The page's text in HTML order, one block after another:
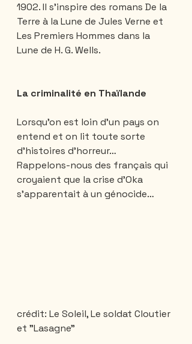
1902. Il s'inspire des romans De la
Terre à la Lune de Jules Verne et
Les Premiers Hommes dans la
Lune de H. G. Wells.
La criminalité en Thaïlande
Lorsqu’on est loin d’un pays on
entend et on lit toute sorte
d’histoires d’horreur…
Rappelons-nous des français qui
croyaient que la crise d’Oka
s’apparentait à un génocide…
crédit: Le Soleil, Le soldat Cloutier
et "Lasagne"